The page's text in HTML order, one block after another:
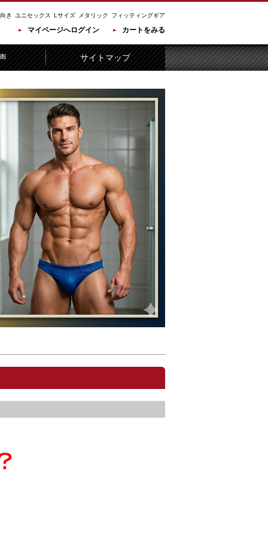
向き ユニセックス Lサイズ メタリック フィッティングギア
マイページへログイン カートをみる
サイトマップ